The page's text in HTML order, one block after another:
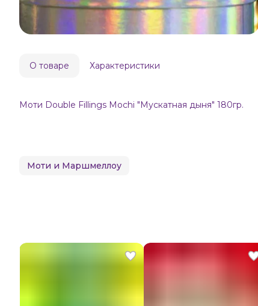
О товаре Характеристики
Моти Double Fillings Mochi "Мускатная дыня" 180гр.
Моти и Маршмеллоу